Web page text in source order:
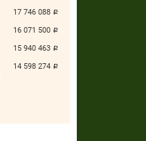
17 746 088 руб.
16 071 500 руб.
15 940 463 руб.
14 598 274 руб.